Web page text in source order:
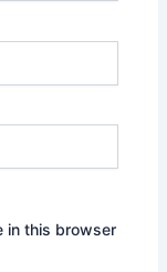
in this browser